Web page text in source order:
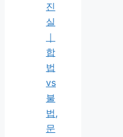
진
실
｜
합
법
vs
불
법,
문